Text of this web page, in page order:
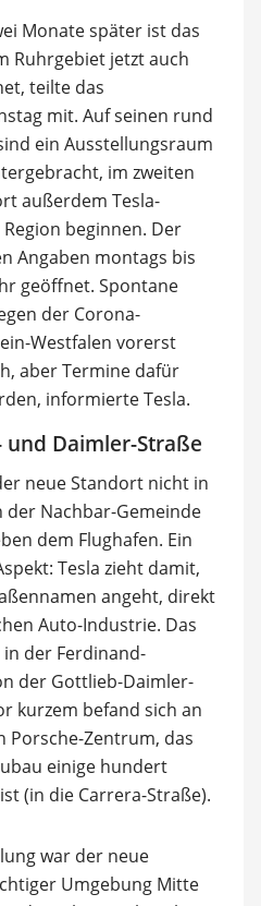
Monate später ist das
Ruhrgebiet jetzt auch
teilte das
mit. Auf seinen rund
ein Ausstellungsraum
im zweiten
außerdem Tesla-
beginnen. Der
Angaben montags bis
geöffnet. Spontane
der Corona-
Westfalen vorerst
aber Termine dafür
informierte Tesla.
und Daimler-Straße
neue Standort nicht in
Nachbar-Gemeinde
dem Flughafen. Ein
Tesla zieht damit,
angeht, direkt
Auto-Industrie. Das
der Ferdinand-
der Gottlieb-Daimler-
kurzem befand sich an
Porsche-Zentrum, das
einige hundert
(in die Carrera-Straße).
war der neue
Umgebung Mitte